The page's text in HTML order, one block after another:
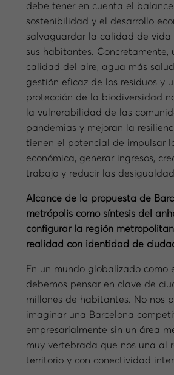
debe tener en cuenta el
sostenibilidad y el desarrollo
salvaguardar la calidad de vida
sus habitantes. Concretamente,
calidad del aire, agua más
gestión eficaz de los residuos y
protección de la biodiversidad
la vulnerabilidad de las
pandemias y mejoran la
tienen el potencial de impulsar
económica, generar ingresos,
trabajo y reducir las
Alcance de la propuesta de
metrópolis como síntesis del
configurar la región
realidad con identidad de
En un mundo globalizado como
debemos pensar en clave de
millones de habitantes. No nos
imaginar una Barcelona
empresarialmente sin un área
muy vertebrada que nos una al
territorio y con conectividad